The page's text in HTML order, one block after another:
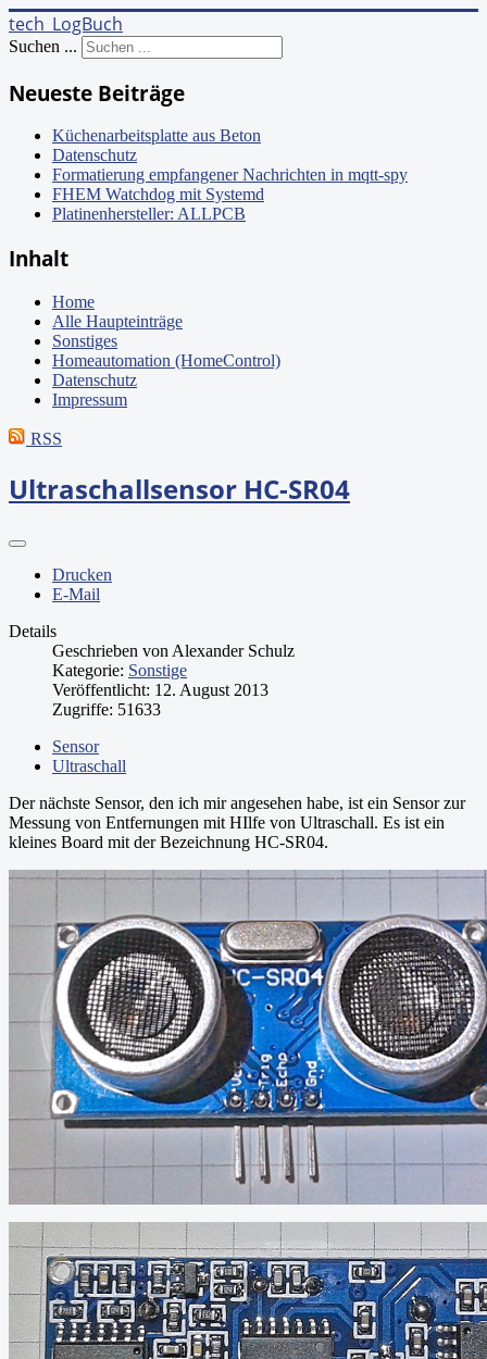
tech_LogBuch
Suchen ...
Neueste Beiträge
Küchenarbeitsplatte aus Beton
Datenschutz
Formatierung empfangener Nachrichten in mqtt-spy
FHEM Watchdog mit Systemd
Platinenhersteller: ALLPCB
Inhalt
Home
Alle Haupteinträge
Sonstiges
Homeautomation (HomeControl)
Datenschutz
Impressum
RSS
Ultraschallsensor HC-SR04
Drucken
E-Mail
Details
Geschrieben von Alexander Schulz
Kategorie: Sonstige
Veröffentlicht: 12. August 2013
Zugriffe: 51633
Sensor
Ultraschall
Der nächste Sensor, den ich mir angesehen habe, ist ein Sensor zur
Messung von Entfernungen mit HIlfe von Ultraschall. Es ist ein
kleines Board mit der Bezeichnung HC-SR04.